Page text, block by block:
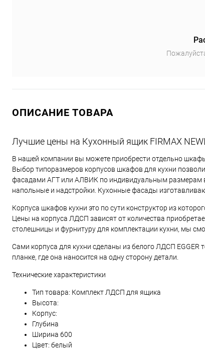
ОПИСАНИЕ ТОВАРА
Лучшие цены на Кухонный ящик FIRMAX
В нашей компании вы можете приобрести отдельно
Выбор типоразмеров корпусов шкафов для кухни
фасадами АГТ или АЛВИК по индивидуальным размерам
напольные и надстройки. Кухонные фасады
Корпуса шкафов кухни это по сути конструктор из
Цены на корпуса ЛДСП зависят от количества
столешницы и фурнитуру для комплектации кухни, мы
Сами корпуса для кухни сделаны из белого ЛДСП
планке, где она наносится на одну сторону детали.
Технические характеристики
Тип товара: Комплект ЛДСП для ящика
Высота:
Корпус:
Глубина
Ширина 600
Цвет: белый